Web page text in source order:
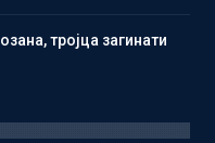
тројца загинати